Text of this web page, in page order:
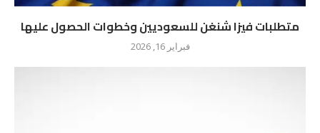
متطلبات فيزا شنغن للسعوديين وخطوات الحصول عليها
فبراير 16, 2026